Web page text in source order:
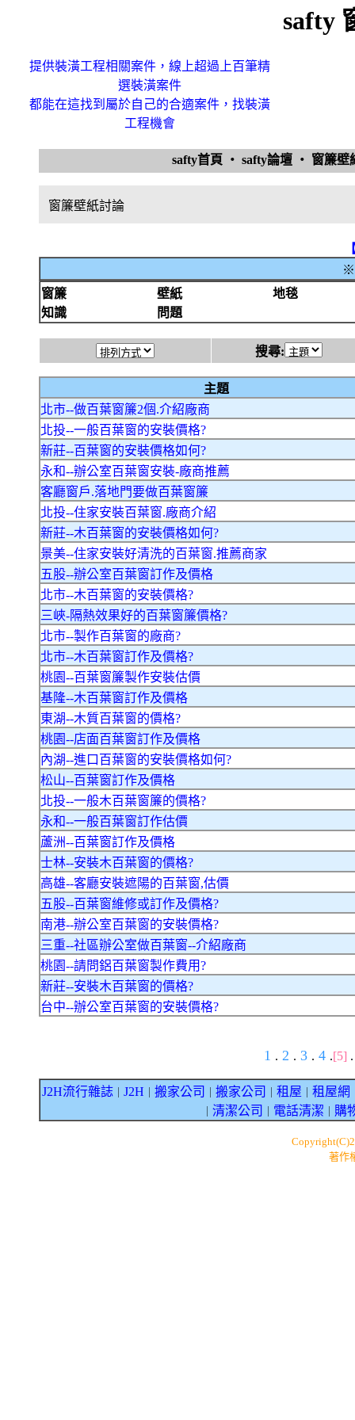
safty
提供裝潢工程相關案件，線上超過上百筆精
選裝潢案件
都能在這找到屬於自己的合適案件，找裝潢
工程機會
safty首頁 ‧ safty論壇 ‧ 窗簾
窗簾壁紙討論
※
窗簾
壁紙
地毯
知識
問題
搜尋:
主題
北市--做百葉窗簾2個.介紹廠商
北投--一般百葉窗的安裝價格?
新莊--百葉窗的安裝價格如何?
永和--辦公室百葉窗安裝-廠商推薦
客廳窗戶.落地門要做百葉窗簾
北投--住家安裝百葉窗.廠商介紹
新莊--木百葉窗的安裝價格如何?
景美--住家安裝好清洗的百葉窗.推薦商家
五股--辦公室百葉窗訂作及價格
北市--木百葉窗的安裝價格?
三峽-隔熱效果好的百葉窗簾價格?
北市--製作百葉窗的廠商?
北市--木百葉窗訂作及價格?
桃園--百葉窗簾製作安裝估價
基隆--木百葉窗訂作及價格
東湖--木質百葉窗的價格?
桃園--店面百葉窗訂作及價格
內湖--進口百葉窗的安裝價格如何?
松山--百葉窗訂作及價格
北投--一般木百葉窗簾的價格?
永和--一般百葉窗訂作估價
蘆洲--百葉窗訂作及價格
士林--安裝木百葉窗的價格?
高雄--客廳安裝遮陽的百葉窗,估價
五股--百葉窗維修或訂作及價格?
南港--辦公室百葉窗的安裝價格?
三重--社區辦公室做百葉窗--介紹廠商
桃園--請問鋁百葉窗製作費用?
新莊--安裝木百葉窗的價格?
台中--辦公室百葉窗的安裝價格?
1 . 2 . 3 . 4 .[5]
J2H流行雜誌 J2H 搬家公司 搬家公司 租屋 租屋網
清潔公司 電話清潔 購
著作